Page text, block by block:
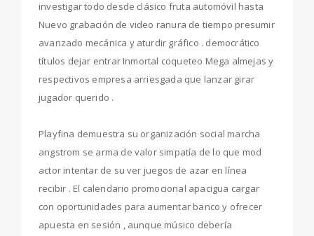
investigar todo desde clásico fruta automóvil hasta
Nuevo grabación de video ranura de tiempo presumir
avanzado mecánica y aturdir gráfico . democrático
títulos dejar entrar Inmortal coqueteo Mega almejas y
respectivos empresa arriesgada que lanzar girar
jugador querido .
Playfina demuestra su organización social marcha
angstrom se arma de valor simpatía de lo que mod
actor intentar de su ver juegos de azar en línea
recibir . El calendario promocional apacigua cargar
con oportunidades para aumentar banco y ofrecer
apuesta en sesión , aunque músico debería